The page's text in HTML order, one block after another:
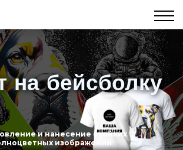
на бейсболку
и нанесение стойких
изображений